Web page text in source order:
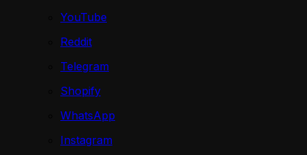
YouTube
Reddit
Telegram
Shopify
WhatsApp
Instagram